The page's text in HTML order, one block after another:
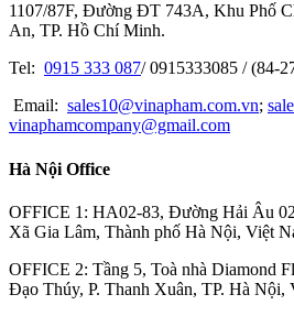
NSK
GOOT
OPTEX-FA
MITOTUYO
1107/87F, Đường ĐT 743A, Khu Phố
An, TP. Hồ Chí Minh.
Tel: 0915 333 087/ 0915333085 / (84-
Email: sales10@vinapham.com.vn;
vinaphamcompany@gmail.com
Hà Nội Office
OFFICE 1: HA02-83, Đường Hải Âu
Xã Gia Lâm, Thành phố Hà Nội, Việt
OFFICE 2: Tầng 5, Toà nhà Diamond
Đạo Thúy, P. Thanh Xuân, TP. Hà Nội,